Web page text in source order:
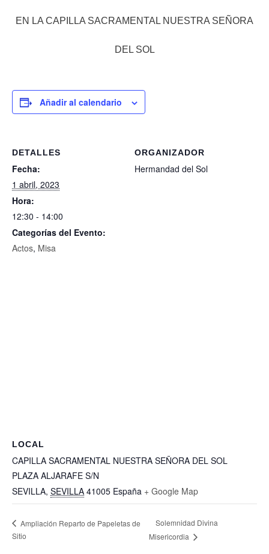
EN LA CAPILLA SACRAMENTAL NUESTRA SEÑORA
DEL SOL
Añadir al calendario
DETALLES
Fecha:
1 abril, 2023
Hora:
12:30 - 14:00
Categorías del Evento:
Actos, Misa
ORGANIZADOR
Hermandad del Sol
LOCAL
CAPILLA SACRAMENTAL NUESTRA SEÑORA DEL SOL
PLAZA ALJARAFE S/N
SEVILLA, SEVILLA 41005 España + Google Map
Ampliación Reparto de Papeletas de
Sitio
Solemnidad Divina
Misericordia